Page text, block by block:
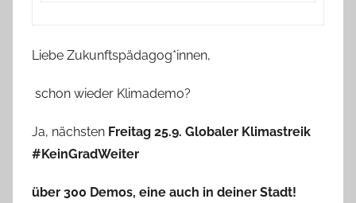
Liebe Zukunftspädagog*innen,
schon wieder Klimademo?
Ja, nächsten Freitag 25.9. Globaler Klimastreik
#KeinGradWeiter
über 300 Demos, eine auch in deiner Stadt!